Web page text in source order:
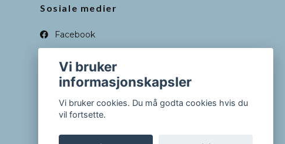
Sosiale medier
Facebook
Vi bruker
informasjonskapsler
Vi bruker cookies. Du må godta cookies hvis du
vil fortsette.